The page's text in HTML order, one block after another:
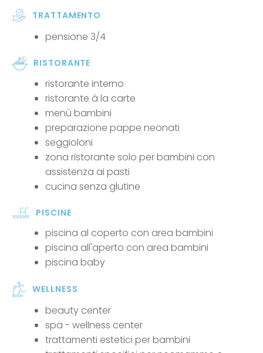
TRATTAMENTO
pensione 3/4
RISTORANTE
ristorante interno
ristorante à la carte
menù bambini
preparazione pappe neonati
seggioloni
zona ristorante solo per bambini con
assistenza ai pasti
cucina senza glutine
PISCINE
piscina al coperto con area bambini
piscina all'aperto con area bambini
piscina baby
WELLNESS
beauty center
spa - wellness center
trattamenti estetici per bambini